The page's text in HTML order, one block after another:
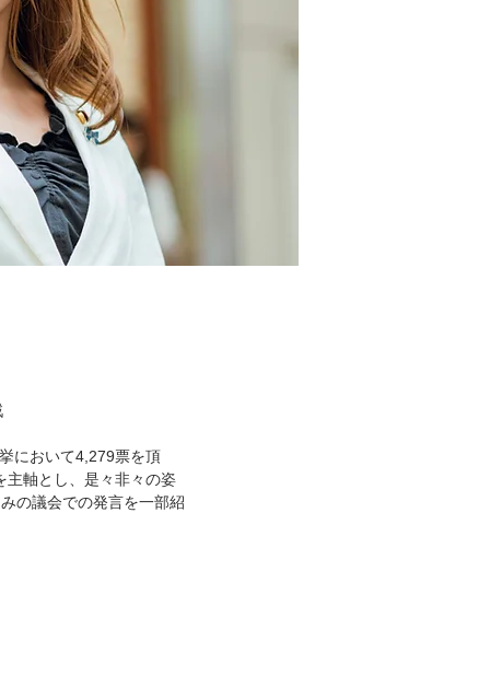
において4,279票を頂
主軸とし、是々非々の姿
の議会での発言を一部紹